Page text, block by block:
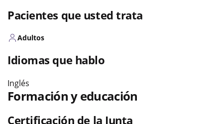
Pacientes que usted trata
Adultos
Idiomas que hablo
Inglés
Formación y educación
Certificación de la Junta